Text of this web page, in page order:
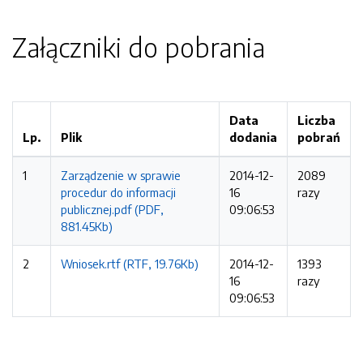
Załączniki do pobrania
Lp. Plik
Data
dodania
Liczba
pobrań
1
Zarządzenie w sprawie
procedur do informacji
publicznej.pdf (PDF,
881.45Kb)
2014-12-
16
09:06:53
2089
razy
2 Wniosek.rtf (RTF, 19.76Kb)
2014-12-
16
09:06:53
1393
razy